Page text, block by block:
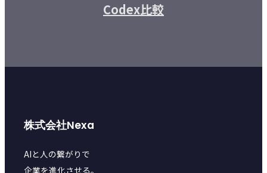
Codex比較
株式会社Nexa
AIと人の繋がりで
企業を進化させる。